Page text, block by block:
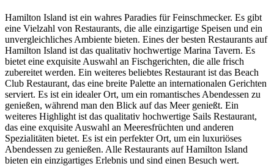
Hamilton Island ist ein wahres Paradies für Feinschmecker. Es gibt
eine Vielzahl von Restaurants, die alle einzigartige Speisen und ein
unvergleichliches Ambiente bieten. Eines der besten Restaurants auf
Hamilton Island ist das qualitativ hochwertige Marina Tavern. Es
bietet eine exquisite Auswahl an Fischgerichten, die alle frisch
zubereitet werden. Ein weiteres beliebtes Restaurant ist das Beach
Club Restaurant, das eine breite Palette an internationalen Gerichten
serviert. Es ist ein idealer Ort, um ein romantisches Abendessen zu
genießen, während man den Blick auf das Meer genießt. Ein
weiteres Highlight ist das qualitativ hochwertige Sails Restaurant,
das eine exquisite Auswahl an Meeresfrüchten und anderen
Spezialitäten bietet. Es ist ein perfekter Ort, um ein luxuriöses
Abendessen zu genießen. Alle Restaurants auf Hamilton Island
bieten ein einzigartiges Erlebnis und sind einen Besuch wert.